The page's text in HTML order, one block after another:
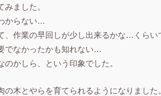
ました。
からない…
、作業の早回しが少し出来るかな…くらい
でなかったかも知れない…
かしら、という印象でした。
木とやらを育てられるようになりました。